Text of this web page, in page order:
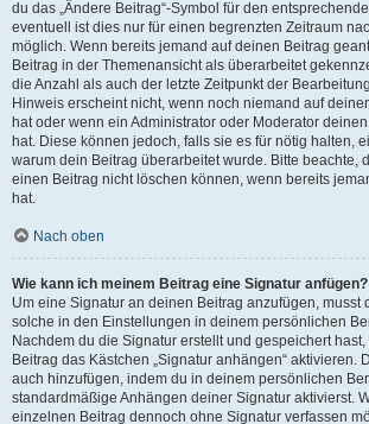
du das „Ändere Beitrag“-Symbol für den
eventuell ist dies nur für einen begrenzten Zeitraum
möglich. Wenn bereits jemand auf deinen Beitrag
Beitrag in der Themenansicht als überarbeitet
die Anzahl als auch der letzte Zeitpunkt der
Hinweis erscheint nicht, wenn noch niemand auf
hat oder wenn ein Administrator oder Moderator
hat. Diese können jedoch, falls sie es für nötig halten,
warum dein Beitrag überarbeitet wurde. Bitte beachte,
einen Beitrag nicht löschen können, wenn bereits
hat.
Nach oben
Wie kann ich meinem Beitrag eine Signatur anfügen?
Um eine Signatur an deinen Beitrag anzufügen, musst
solche in den Einstellungen in deinem persönlichen
Nachdem du die Signatur erstellt und gespeichert
Beitrag das Kästchen „Signatur anhängen“ aktivieren.
auch hinzufügen, indem du in deinem persönlichen
standardmäßige Anhängen deiner Signatur aktivierst.
einzelnen Beitrag dennoch ohne Signatur verfassen